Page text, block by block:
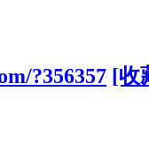
?356357 [收